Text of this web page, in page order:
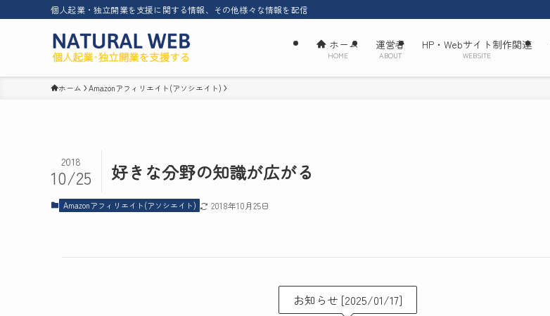
個人起業・独立開業を支援に関する情報、その他様々な情報を配信
ホーム
HOME
運営者
ABOUT
HP・Webサイト制作関連
WEBSITE
ホーム Amazonアフィリエイト(アソシエイト)
好きな分野の知識が広がる
2018
10/25
Amazonアフィリエイト(アソシエイト) 2018年10月25日
お知らせ [2025/01/17]